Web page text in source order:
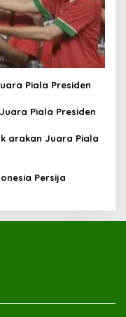
Piala Presiden
Piala Presiden
arakan Juara Piala
Persija